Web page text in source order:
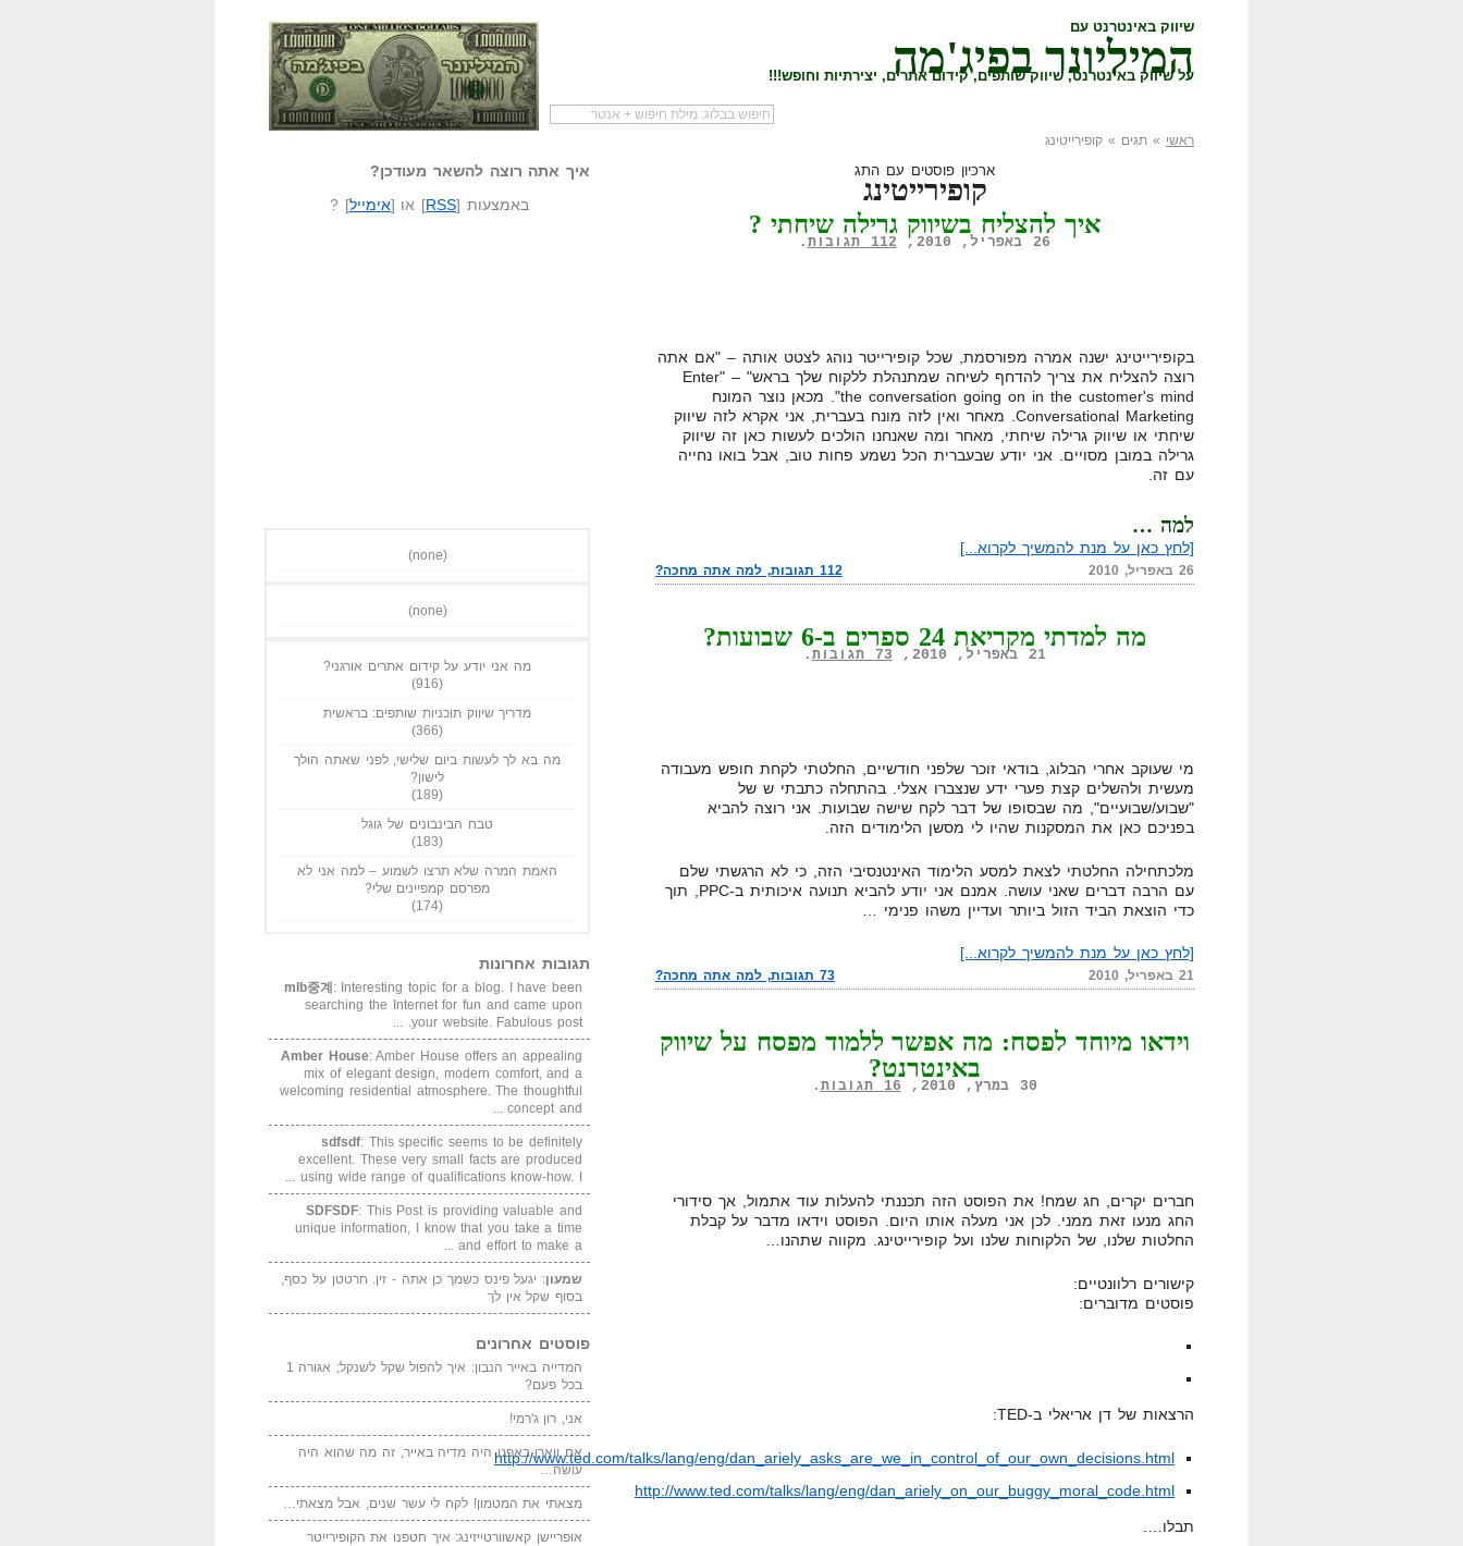
שיווק באינטרנט עם
המיליונר בפיג'מה
על שיווק באינטרנט, שיווק שותפים, קידום אתרים, יצירתיות וחופש!!!
שאל שאלה המיליונר בפיג'מה שיווק שותפים
ראשי » תגים » קופירייטינג
ארכיון פוסטים עם התג
קופירייטינג
איך להצליח בשיווק גרילה שיחתי ?
26 באפריל, 2010, 112 תגובות .
בקופירייטינג ישנה אמרה מפורסמת, שכל קופירייטר נוהג לצטט אותה – "אם אתה
רוצה להצליח את צריך להדחף לשיחה שמתנהלת ללקוח שלך בראש" – "Enter
the conversation going on in the customer's mind". מכאן נוצר המונח
Conversational Marketing. מאחר ואין לזה מונח בעברית, אני אקרא לזה שיווק
שיחתי או שיווק גרילה שיחתי, מאחר ומה שאנחנו הולכים לעשות כאן זה שיווק
גרילה במובן מסויים. אני יודע שבעברית הכל נשמע פחות טוב, אבל בואו נחייה
עם זה.
למה …
[לחץ כאן על מנת להמשיך לקרוא...]
112 תגובות, למה אתה מחכה? 26 באפריל, 2010
מה למדתי מקריאת 24 ספרים ב-6 שבועות?
21 באפריל, 2010, 73 תגובות .
מי שעוקב אחרי הבלוג, בודאי זוכר שלפני חודשיים, החלטתי לקחת חופש מעבודה
מעשית ולהשלים קצת פערי ידע שנצברו אצלי. בהתחלה כתבתי ש של
"שבוע/שבועיים", מה שבסופו של דבר לקח שישה שבועות. אני רוצה להביא
בפניכם כאן את המסקנות שהיו לי מסשן הלימודים הזה.
מלכתחילה החלטתי לצאת למסע הלימוד האינטנסיבי הזה, כי לא הרגשתי שלם
עם הרבה דברים שאני עושה. אמנם אני יודע להביא תנועה איכותית ב-PPC, תוך
כדי הוצאת הביד הזול ביותר ועדיין משהו פנימי …
[לחץ כאן על מנת להמשיך לקרוא...]
73 תגובות, למה אתה מחכה? 21 באפריל, 2010
וידאו מיוחד לפסח: מה אפשר ללמוד מפסח על שיווק
באינטרנט?
30 במרץ, 2010, 16 תגובות .
חברים יקרים, חג שמח! את הפוסט הזה תכננתי להעלות עוד אתמול, אך סידורי
החג מנעו זאת ממני. לכן אני מעלה אותו היום. הפוסט וידאו מדבר על קבלת
החלטות שלנו, של הלקוחות שלנו ועל קופירייטינג. מקווה שתהנו…
קישורים רלוונטיים:
פוסטים מדוברים:
הרצאות של דן אריאלי ב-TED:
http://www.ted.com/talks/lang/eng/dan_ariely_asks_are_we_in_control_of_our_own_decisions.html
http://www.ted.com/talks/lang/eng/dan_ariely_on_our_buggy_moral_code.html
תבלו….
איך אתה רוצה להשאר מעודכן?
באמצעות [RSS] או [אימייל] ?
(none)
(none)
מה אני יודע על קידום אתרים אורגני?
(916)
מדריך שיווק תוכניות שותפים: בראשית
(366)
מה בא לך לעשות ביום שלישי, לפני שאתה הולך
לישון?
(189)
טבח הבינבונים של גוגל
(183)
האמת המרה שלא תרצו לשמוע – למה אני לא
מפרסם קמפיינים שלי?
(174)
תגובות אחרונות
mlb중계 : Interesting topic for a blog. I have been
searching the Internet for fun and came upon
your website. Fabulous post. ...
Amber House: Amber House offers an appealing
mix of elegant design, modern comfort, and a
welcoming residential atmosphere. The thoughtful
concept and ...
sdfsdf: This specific seems to be definitely
excellent. These very small facts are produced
using wide range of qualifications know-how. I ...
SDFSDF: This Post is providing valuable and
unique information, I know that you take a time
and effort to make a ...
שמעון: יגעל פינס כשמך כן אתה - זין. חרטטן על כסף,
בסוף שקל אין לך
פוסטים אחרונים
המדייה באייר הנבון: איך להפול שקל לשנקל; אגורה 1
בכל פעם?
אני, רון ג'רמי!
אם ווארן באפט היה מדיה באייר, זה מה שהוא היה
עושה…
מצאתי את המטמון! לקח לי עשר שנים, אבל מצאתי…
אופריישן קאשוורטייזינג: איך חטפנו את הקופירייטר